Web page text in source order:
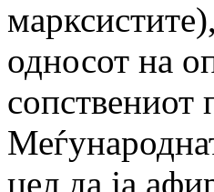
односот на
сопствениот
цел да ја